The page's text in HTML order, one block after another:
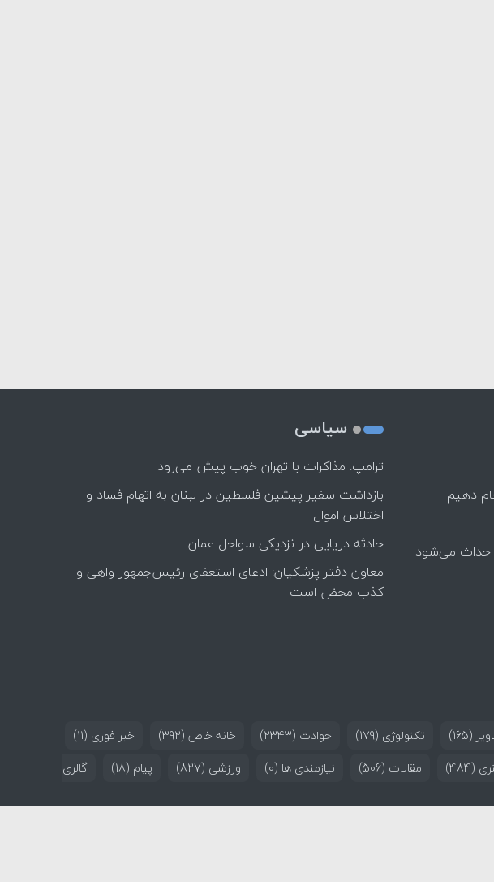
دهیم
احداث می‌شود
سیاسی
ترامپ: مذاکرات با تهران خوب پیش می‌رود
بازداشت سفیر پیشین فلسطین در لبنان به اتهام فساد و
اختلاس اموال
حادثه دریایی در نزدیکی سواحل عمان
معاون دفتر پزشکیان: ادعای استعفای رئیس‌جمهور واهی و
کذب محض است
(165) تکنولوژی (179) حوادث (2343) خانه خاص (392) خبر فوری (11)
(484) مقالات (506) نیازمندی ها (0) ورزشی (827) پیام (18)
گالری